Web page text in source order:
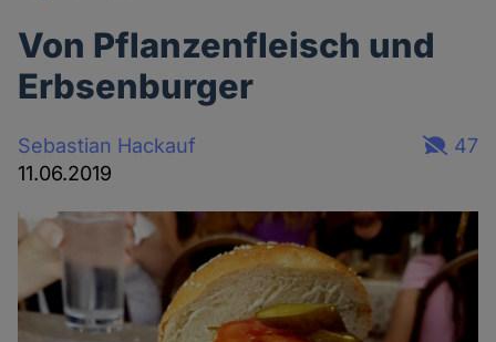
Von Pflanzenfleisch und
Erbsenburger
Sebastian Hackauf
11.06.2019
47